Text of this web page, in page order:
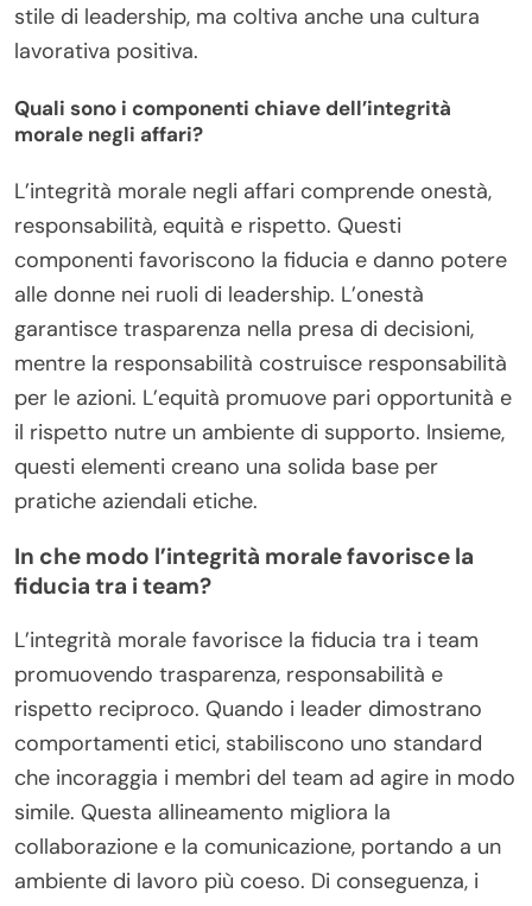
stile di leadership, ma coltiva anche una cultura
lavorativa positiva.
Quali sono i componenti chiave dell’integrità
morale negli affari?
L’integrità morale negli affari comprende onestà,
responsabilità, equità e rispetto. Questi
componenti favoriscono la fiducia e danno potere
alle donne nei ruoli di leadership. L’onestà
garantisce trasparenza nella presa di decisioni,
mentre la responsabilità costruisce responsabilità
per le azioni. L’equità promuove pari opportunità e
il rispetto nutre un ambiente di supporto. Insieme,
questi elementi creano una solida base per
pratiche aziendali etiche.
In che modo l’integrità morale favorisce la
fiducia tra i team?
L’integrità morale favorisce la fiducia tra i team
promuovendo trasparenza, responsabilità e
rispetto reciproco. Quando i leader dimostrano
comportamenti etici, stabiliscono uno standard
che incoraggia i membri del team ad agire in modo
simile. Questa allineamento migliora la
collaborazione e la comunicazione, portando a un
ambiente di lavoro più coeso. Di conseguenza, i